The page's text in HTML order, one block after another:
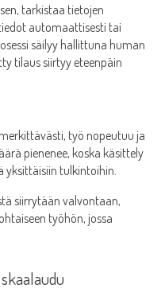
tarkistaa tietojen
automaattisesti tai
säilyy hallittuna human
tilaus siirtyy eteenpäin
työ nopeutuu ja
pienenee, koska käsittely
yksittäisiin tulkintoihin.
siirrytään valvontaan,
työhön, jossa